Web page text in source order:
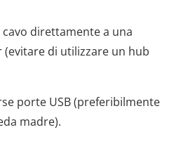
cavo direttamente a una
di utilizzare un hub
porte USB (preferibilmente
madre).